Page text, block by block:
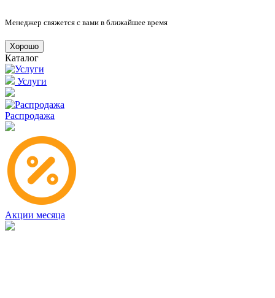
Менеджер свяжется с вами в ближайшее время
Хорошо
Каталог
Услуги
Распродажа
Акции месяца